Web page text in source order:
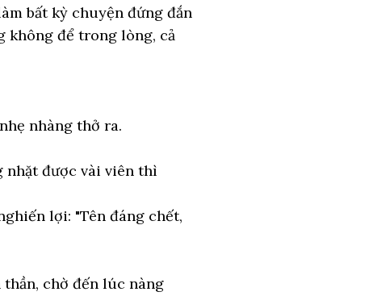
bất kỳ chuyện đứng đắn
không để trong lòng, cả
nhàng thở ra.
nhặt được vài viên thì
lợi: "Tên đáng chết,
chờ đến lúc nàng